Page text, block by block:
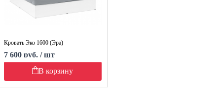
Кровать Эко 1600 (Эра)
7 600 руб. / шт
В корзину